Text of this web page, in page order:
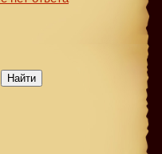
Найти